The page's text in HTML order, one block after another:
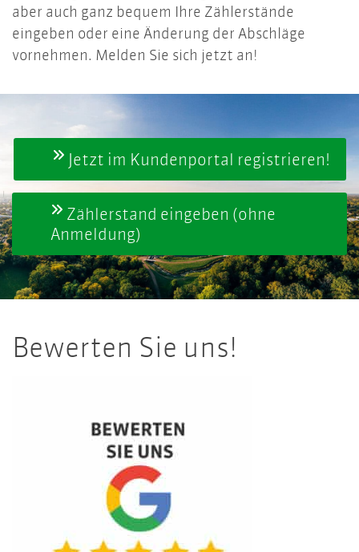
aber auch ganz bequem Ihre Zählerstände
eingeben oder eine Änderung der Abschläge
vornehmen. Melden Sie sich jetzt an!
Jetzt im Kundenportal registrieren!
Zählerstand eingeben (ohne
Anmeldung)
Bewerten Sie uns!